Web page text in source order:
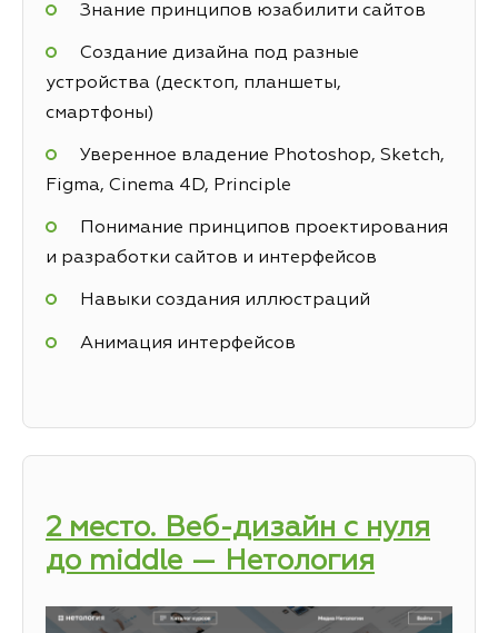
Знание принципов юзабилити сайтов
Создание дизайна под разные
устройства (десктоп, планшеты,
смартфоны)
Уверенное владение Photoshop, Sketch,
Figma, Cinema 4D, Principle
Понимание принципов проектирования
и разработки сайтов и интерфейсов
Навыки создания иллюстраций
Анимация интерфейсов
2 место. Веб-дизайн с нуля
до middle — Нетология